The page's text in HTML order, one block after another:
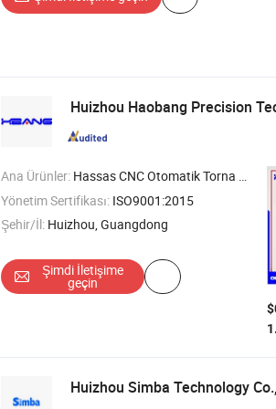
Huizhou Haobang Precision
Ana Ürünler: Hassas CNC Otomatik Torna Tezgahları ,
Yönetim Sertifikası: ISO9001:2015
Şehir/İl: Huizhou, Guangdong
Şimdi İletişime
geçin
Huizhou Simba Technology Co.,